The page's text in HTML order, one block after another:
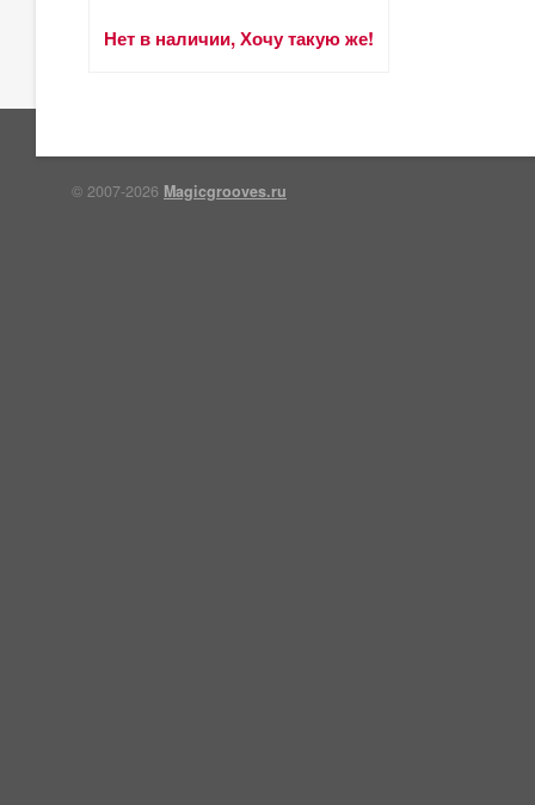
Нет в наличии, Хочу такую же!
© 2007-2026 Magicgrooves.ru